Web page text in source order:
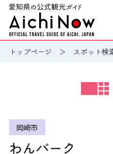
トップページ スポット検
岡崎市
わんパーク